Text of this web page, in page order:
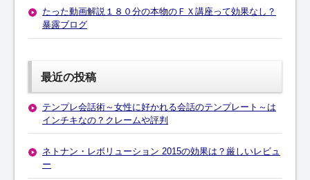
たった動画解説１８０分の本物のＦＸ講座って効果なし？
暴露ブログ
最近の投稿
テンプレ会話術～女性に好かれる会話のテンプレート～は
インチキなの？クレームや評判
ネトナン・レボリューション 2015の効果は？厳しいレビュ
ー